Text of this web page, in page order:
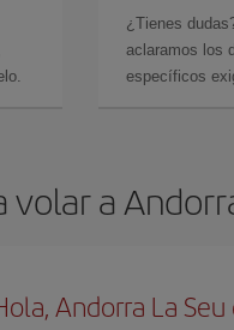
¿Tienes
aclaramos los
específicos
a
Andorra La